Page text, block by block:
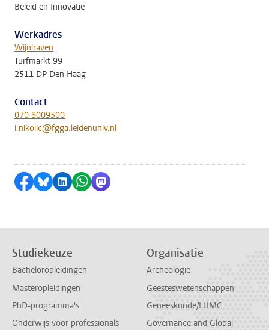
Beleid en Innovatie
Werkadres
Wijnhaven
Turfmarkt 99
2511 DP Den Haag
Contact
070 8009500
i.nikolic@fgga.leidenuniv.nl
Delen op Facebook
Delen via Bluesky
Delen op LinkedIn
Delen via WhatsApp
Delen via Mastodon
Studiekeuze
Bacheloropleidingen
Masteropleidingen
PhD-programma's
Onderwijs voor professionals
Organisatie
Archeologie
Geesteswetenschappen
Geneeskunde/LUMC
Governance and Global